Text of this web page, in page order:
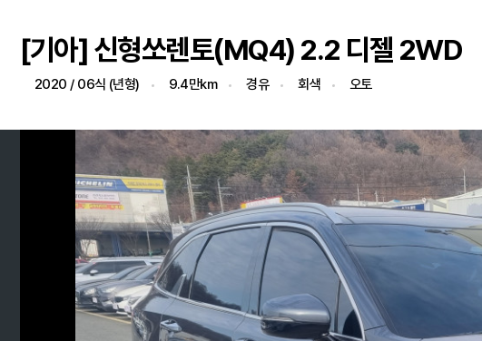
[기아] 신형쏘렌토(MQ4) 2.2 디젤 2WD
2020 / 06식 (년형) 9.4만km 경유 회색 오토